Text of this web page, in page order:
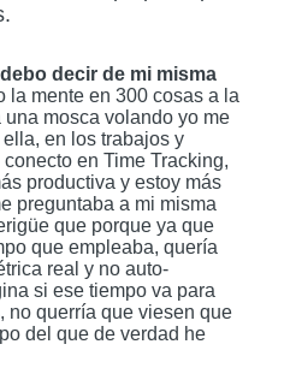
debo decir de mi misma
la mente en 300 cosas a la
mosca volando yo me
en los trabajos y
en Time Tracking,
productiva y estoy más
preguntaba a mi misma
que porque ya que
que empleaba, quería
real y no auto-
si ese tiempo va para
no querría que viesen que
del que de verdad he